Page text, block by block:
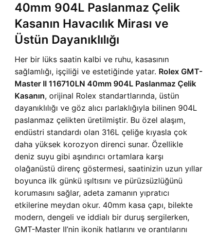
40mm 904L Paslanmaz Çelik
Kasanın Havacılık Mirası ve
Üstün Dayanıklılığı
Her bir lüks saatin kalbi ve ruhu, kasasının
sağlamlığı, işçiliği ve estetiğinde yatar. Rolex GMT-
Master II 116710LN 40mm 904L Paslanmaz Çelik
Kasanın, orijinal Rolex standartlarında, üstün
dayanıklılığı ve göz alıcı parlaklığıyla bilinen 904L
paslanmaz çelikten üretilmiştir. Bu özel alaşım,
endüstri standardı olan 316L çeliğe kıyasla çok
daha yüksek korozyon direnci sunar. Özellikle
deniz suyu gibi aşındırıcı ortamlara karşı
olağanüstü direnç göstermesi, saatinizin uzun yıllar
boyunca ilk günkü ışıltısını ve pürüzsüzlüğünü
korumasını sağlar, adeta zamanın yıpratıcı
etkilerine meydan okur. 40mm kasa çapı, bilekte
modern, dengeli ve iddialı bir duruş sergilerken,
GMT-Master II’nin ikonik hatlarını ve orantılarını